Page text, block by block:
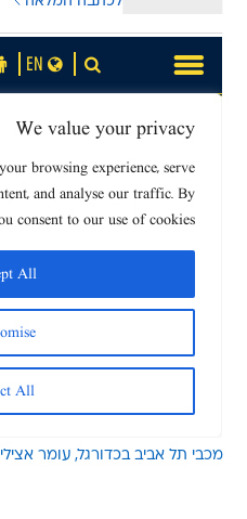
מכבי תל אביב בכדורגל עומר אצילי